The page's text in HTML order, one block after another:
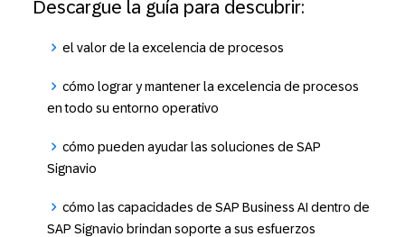
Descargue la guía para descubrir:
el valor de la excelencia de procesos
cómo lograr y mantener la excelencia de procesos
en todo su entorno operativo
cómo pueden ayudar las soluciones de SAP
Signavio
cómo las capacidades de SAP Business AI dentro de
SAP Signavio brindan soporte a sus esfuerzos